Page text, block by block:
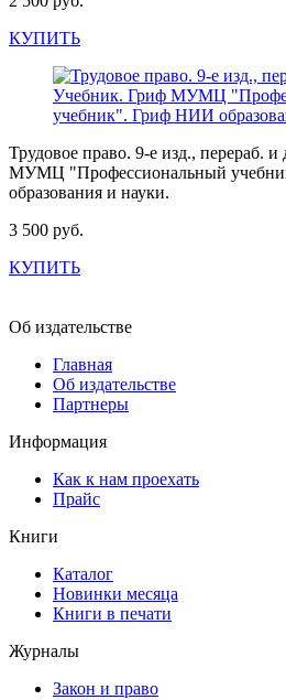
КУПИТЬ
Трудовое право. 9-е изд., перераб.
МУМЦ "Профессиональный
образования и науки.
3 500 руб.
КУПИТЬ
Об издательстве
Главная
Об издательстве
Партнеры
Информация
Как к нам проехать
Прайс
Книги
Каталог
Новинки месяца
Книги в печати
Журналы
Закон и право